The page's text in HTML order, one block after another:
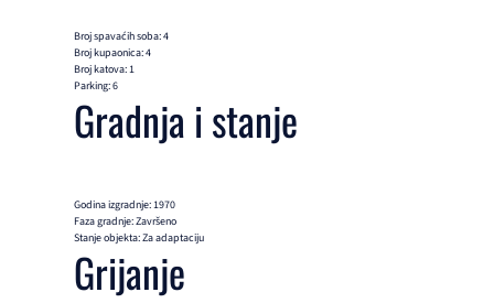
Broj spavaćih soba: 4
Broj kupaonica: 4
Broj katova: 1
Parking: 6
Gradnja i stanje
Godina izgradnje: 1970
Faza gradnje: Završeno
Stanje objekta: Za adaptaciju
Grijanje